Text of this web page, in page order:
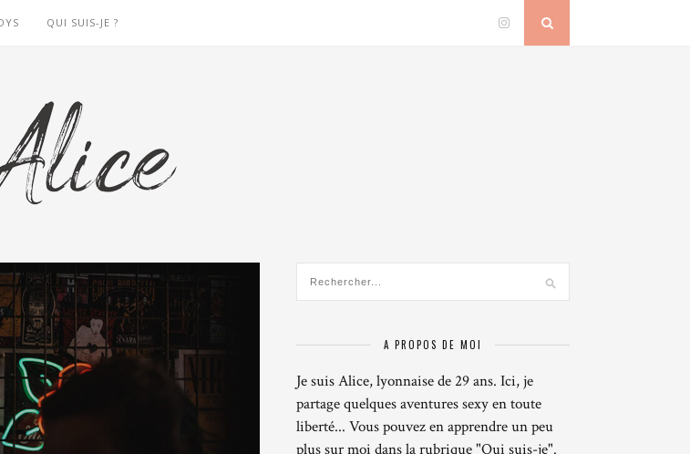
QUI SUIS-JE ?
A PROPOS DE MOI
Je suis Alice, lyonnaise de 29 ans. Ici, je
partage quelques aventures sexy en toute
liberté... Vous pouvez en apprendre un peu
plus sur moi dans la rubrique "Qui suis-je".